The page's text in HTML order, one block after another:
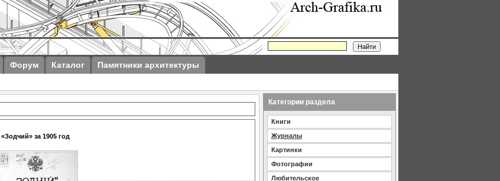
Форум Каталог Памятники архитектуры
«Зодчий» за 1905 год
Категории раздела
Книги
Журналы
Картинки
Фотографии
Любительское